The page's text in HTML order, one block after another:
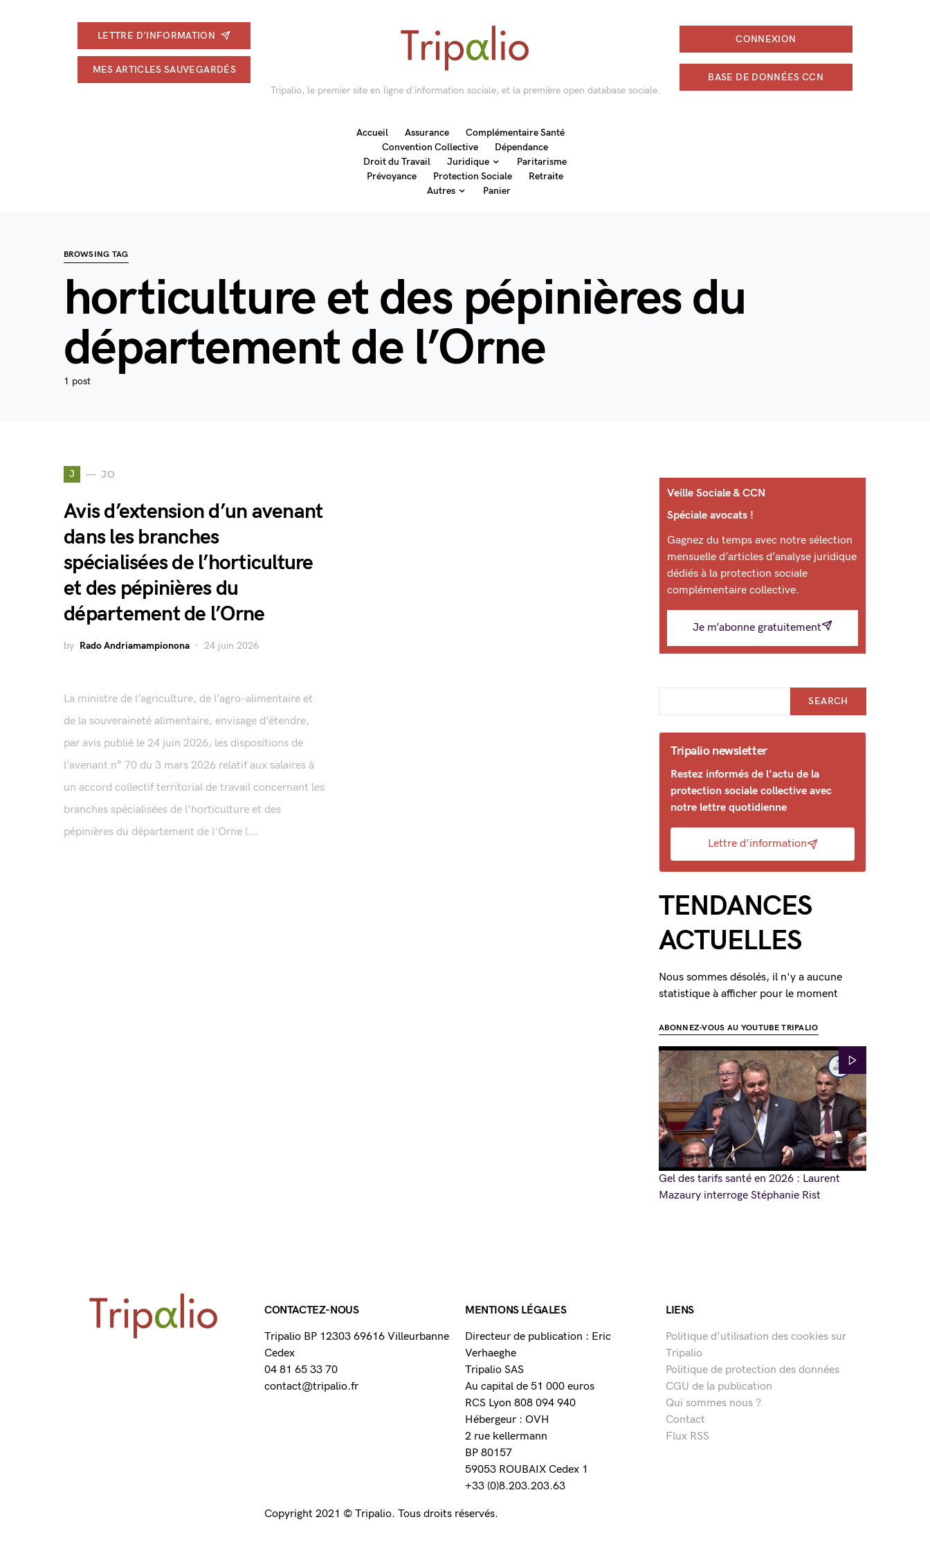
LETTRE D'INFORMATION
MES ARTICLES SAUVEGARDÉS
Tripalio, le premier site en ligne d'information sociale, et la première open database sociale.
CONNEXION
BASE DE DONNÉES CCN
Accueil Assurance
Complémentaire Santé
Convention Collective
Dépendance
Droit du Travail
Juridique
Paritarisme
Prévoyance
Protection Sociale
Retraite
Autres
Panier
BROWSING TAG
horticulture et des pépinières du
département de l’Orne
1 post
J JO
Avis d’extension d’un avenant
dans les branches
spécialisées de l’horticulture
et des pépinières du
département de l’Orne
by Rado Andriamampionona 24 juin 2026
La ministre de l’agriculture, de l’agro-alimentaire et
de la souveraineté alimentaire, envisage d’étendre,
par avis publié le 24 juin 2026, les dispositions de
l’avenant n° 70 du 3 mars 2026 relatif aux salaires à
un accord collectif territorial de travail concernant les
branches spécialisées de l'horticulture et des
pépinières du département de l'Orne (...
Veille Sociale & CCN
Spéciale avocats !
Gagnez du temps avec notre sélection
mensuelle d’articles d’analyse juridique
dédiés à la protection sociale
complémentaire collective.
Je m’abonne gratuitement
SEARCH
Tripalio newsletter
Restez informés de l'actu de la
protection sociale collective avec
notre lettre quotidienne
Lettre d'information
TENDANCES
ACTUELLES
Nous sommes désolés, il n'y a aucune
statistique à afficher pour le moment
ABONNEZ-VOUS AU YOUTUBE TRIPALIO
Gel des tarifs santé en 2026 : Laurent
Mazaury interroge Stéphanie Rist
CONTACTEZ-NOUS
Tripalio BP 12303 69616 Villeurbanne
Cedex
04 81 65 33 70
contact@tripalio.fr
MENTIONS LÉGALES
Directeur de publication : Eric
Verhaeghe
Tripalio SAS
Au capital de 51 000 euros
RCS Lyon 808 094 940
Hébergeur : OVH
2 rue kellermann
BP 80157
59053 ROUBAIX Cedex 1
+33 (0)8.203.203.63
LIENS
Politique d’utilisation des cookies sur
Tripalio
Politique de protection des données
CGU de la publication
Qui sommes nous ?
Contact
Flux RSS
Copyright 2021 © Tripalio. Tous droits réservés.